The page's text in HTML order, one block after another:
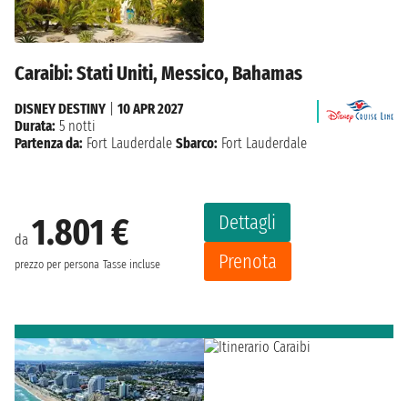
Caraibi: Stati Uniti, Messico, Bahamas
da 1.801 €
prezzo per persona Tasse incluse
Dettagli
Prenota
DISNEY DESTINY
10 APR 2027
Durata: 5 notti
Partenza da: Fort Lauderdale Sbarco: Fort Lauderdale